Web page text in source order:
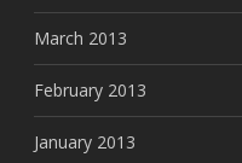
March 2013
February 2013
January 2013